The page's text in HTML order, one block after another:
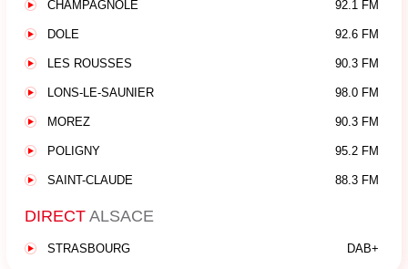
CHAMPAGNOLE 92.1 FM
DOLE 92.6 FM
LES ROUSSES 90.3 FM
LONS-LE-SAUNIER 98.0 FM
MOREZ 90.3 FM
POLIGNY 95.2 FM
SAINT-CLAUDE 88.3 FM
DIRECT ALSACE
STRASBOURG DAB+